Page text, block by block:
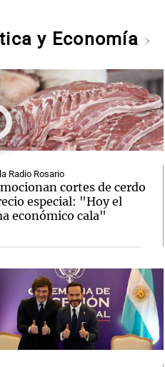
y Economía
Radio Rosario
cortes de cerdo
especial: "Hoy el
económico cala"